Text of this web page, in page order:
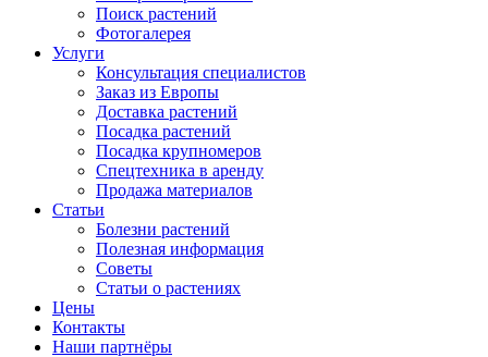
Поиск растений
Фотогалерея
Услуги
Консультация специалистов
Заказ из Европы
Доставка растений
Посадка растений
Посадка крупномеров
Спецтехника в аренду
Продажа материалов
Статьи
Болезни растений
Полезная информация
Советы
Статьи о растениях
Цены
Контакты
Наши партнёры